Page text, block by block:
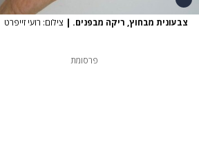
צבעונית מבחוץ, ריקה מבפנים. | צילום: רועי זייפרט
פרסומת